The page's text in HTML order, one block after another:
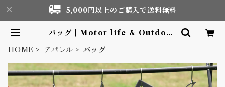
5,000円以上のご購入で送料無料
バッグ | Motor life & Outdoor
HOME アパレル バッグ